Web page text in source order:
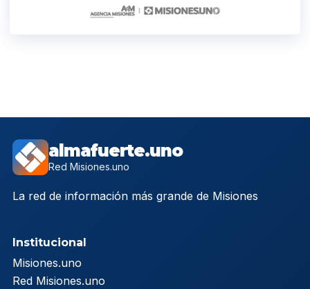
almafuerte.uno
Red Misiones.uno
La red de información más grande de Misiones
Institucional
Misiones.uno
Red Misiones.uno